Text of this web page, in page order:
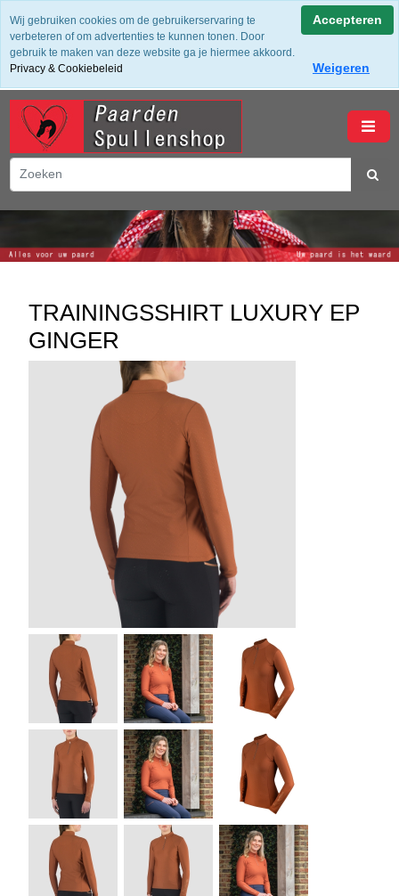
✔ Groot assortiment ✔ De beste merken ✔ Gratis verzending
vanaf 50,- (NL) ✔ Achteraf Betalen ✔ 14 dagen bedenktijd
winkelwagen
TRAININGSSHIRT LUXURY EP
GINGER
Wij gebruiken cookies om de gebruikerservaring te
verbeteren of om advertenties te kunnen tonen. Door
gebruik te maken van deze website ga je hiermee akkoord.
Privacy & Cookiebeleid
Accepteren
Weigeren